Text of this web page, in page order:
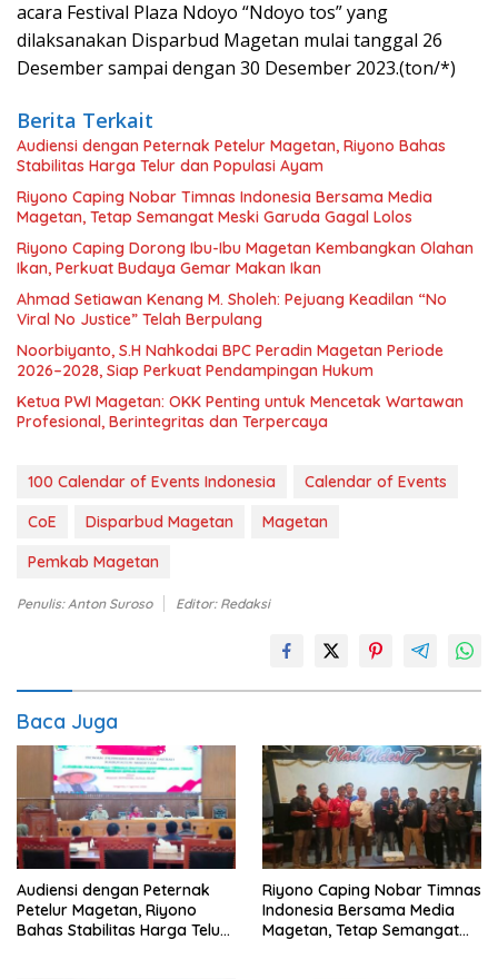
acara Festival Plaza Ndoyo “Ndoyo tos” yang
dilaksanakan Disparbud Magetan mulai tanggal 26
Desember sampai dengan 30 Desember 2023.(ton/*)
Berita Terkait
Audiensi dengan Peternak Petelur Magetan, Riyono Bahas
Stabilitas Harga Telur dan Populasi Ayam
Riyono Caping Nobar Timnas Indonesia Bersama Media
Magetan, Tetap Semangat Meski Garuda Gagal Lolos
Riyono Caping Dorong Ibu-Ibu Magetan Kembangkan Olahan
Ikan, Perkuat Budaya Gemar Makan Ikan
Ahmad Setiawan Kenang M. Sholeh: Pejuang Keadilan “No
Viral No Justice” Telah Berpulang
Noorbiyanto, S.H Nahkodai BPC Peradin Magetan Periode
2026–2028, Siap Perkuat Pendampingan Hukum
Ketua PWI Magetan: OKK Penting untuk Mencetak Wartawan
Profesional, Berintegritas dan Terpercaya
100 Calendar of Events Indonesia
Calendar of Events
CoE
Disparbud Magetan
Magetan
Pemkab Magetan
Penulis: Anton Suroso Editor: Redaksi
Baca Juga
Audiensi dengan Peternak
Petelur Magetan, Riyono
Bahas Stabilitas Harga Telur
Riyono Caping Nobar Timnas
Indonesia Bersama Media
Magetan, Tetap Semangat